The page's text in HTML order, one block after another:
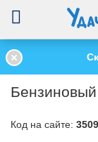
Главная
Код на сайте: